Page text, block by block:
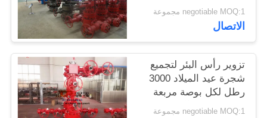
في التدفق
negotiable MOQ:1 مجموعة
الاتصال
تزوير رأس البئر لتجميع
شجرة عيد الميلاد 3000
رطل لكل بوصة مربعة
لإكمال حفر الآبار
negotiable MOQ:1 مجموعة